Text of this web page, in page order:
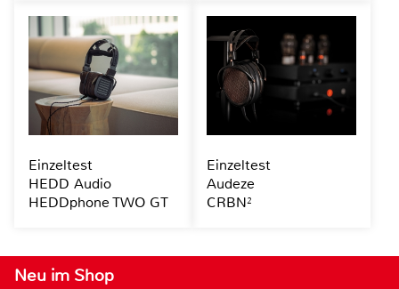
Neu im Shop
Einzeltest
HEDD Audio
HEDDphone TWO GT
Einzeltest
Audeze
CRBN²